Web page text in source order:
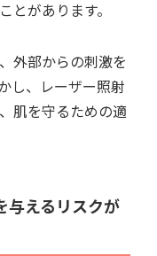
とがあります。
外部からの刺激を
し、レーザー照射
肌を守るための適
与えるリスクが